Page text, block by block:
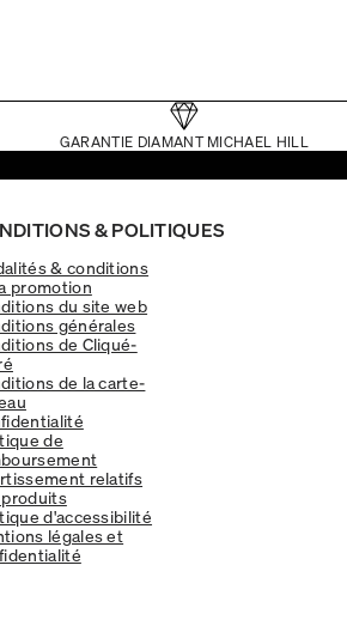
GARANTIE DIAMANT MICHAEL HILL
& POLITIQUES
& conditions
promotion
du site web
générales
de Cliqué-
de la carte-
de
relatifs
d'accessibilité
légales et